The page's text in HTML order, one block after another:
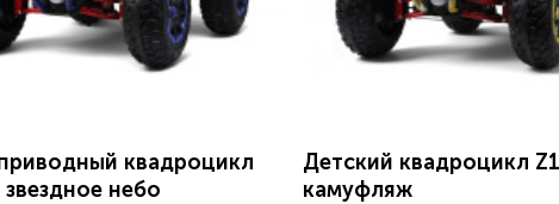
квадроцикл
звездное небо
Детский квадроцикл
камуфляж